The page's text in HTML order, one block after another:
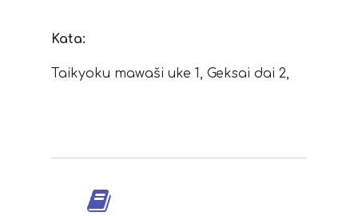
Kata:
Taikyoku mawaši uke 1, Geksai dai 2,